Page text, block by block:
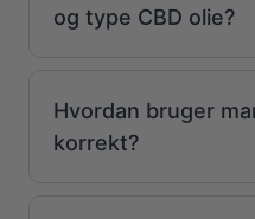
og type CBD olie?
Hvordan bruger
korrekt?